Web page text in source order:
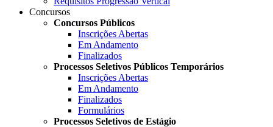
Concursos
Concursos Públicos
Inscrições Abertas
Em Andamento
Finalizados
Processos Seletivos Públicos Temporários
Inscrições Abertas
Em Andamento
Finalizados
Formulários
Processos Seletivos de Estágio